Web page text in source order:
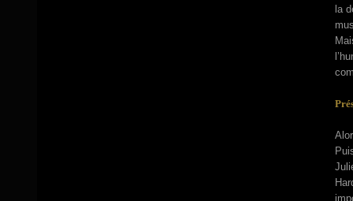
la